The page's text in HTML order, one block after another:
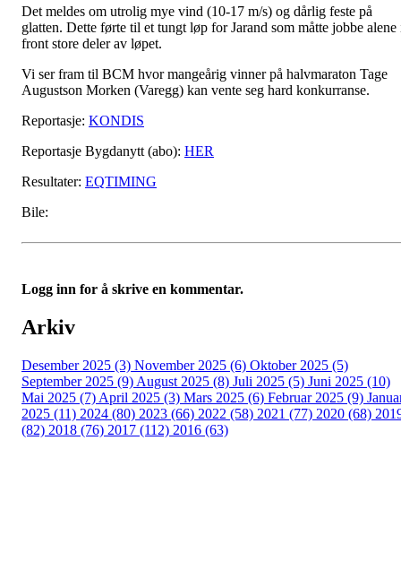
Det meldes om utrolig mye vind (10-17 m/s) og dårlig feste på
glatten. Dette førte til et tungt løp for Jarand som måtte jobbe alene
front store deler av løpet.
Vi ser fram til BCM hvor mangeårig vinner på halvmaraton Tage
Augustson Morken (Varegg) kan vente seg hard konkurranse.
Reportasje: KONDIS
Reportasje Bygdanytt (abo): HER
Resultater: EQTIMING
Bile:
Logg inn for å skrive en kommentar.
Arkiv
Desember 2025 (3) November 2025 (6) Oktober 2025 (5)
September 2025 (9) August 2025 (8) Juli 2025 (5) Juni 2025 (10)
Mai 2025 (7) April 2025 (3) Mars 2025 (6) Februar 2025 (9)
2025 (11) 2024 (80) 2023 (66) 2022 (58) 2021 (77) 2020 (68)
(82) 2018 (76) 2017 (112) 2016 (63)